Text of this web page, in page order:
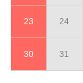
23 24
30 31